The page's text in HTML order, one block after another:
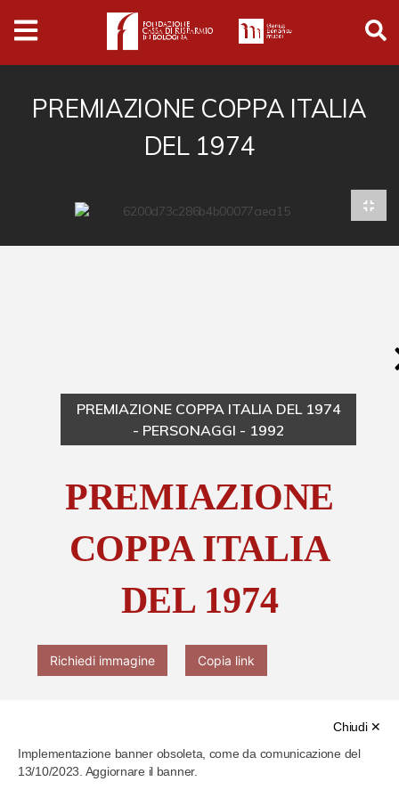
Archivio
Ferrari
Archivio Digitale
Arte e cultura
Musica cinema e spettacolo
Chi è Paolo Ferrari
Contattaci
PREMIAZIONE COPPA ITALIA
DEL 1974
PREMIAZIONE COPPA ITALIA DEL 1974
- PERSONAGGI - 1992
PREMIAZIONE
COPPA ITALIA
DEL 1974
Richiedi immagine Copia link
Cod. identificativo
Chiudi ✕
Implementazione banner obsoleta, come da comunicazione del
13/10/2023. Aggiornare il banner.